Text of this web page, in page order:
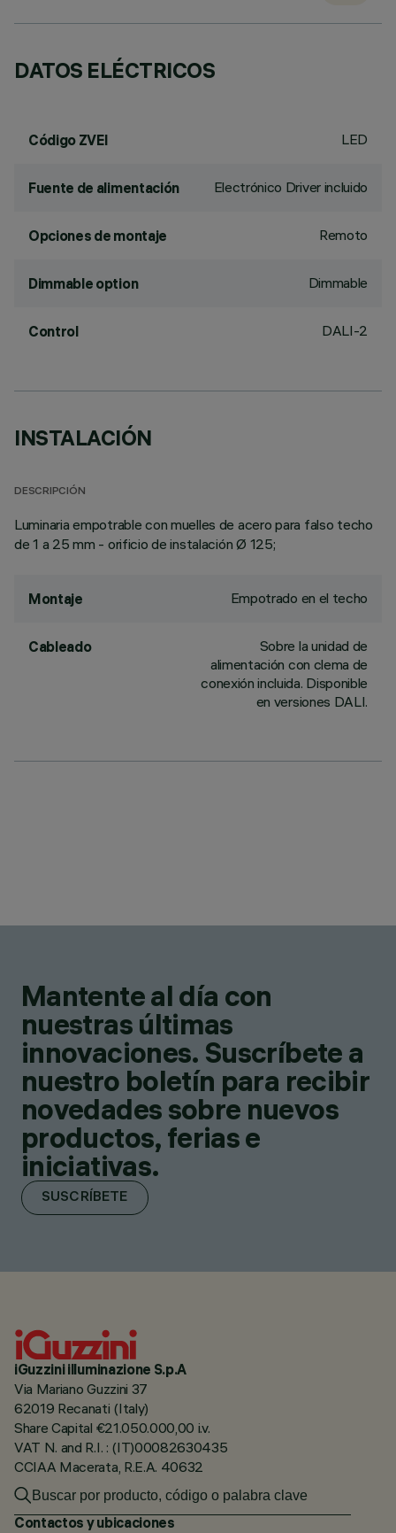
DATOS ELÉCTRICOS
Código ZVEI LED
Fuente de alimentación Electrónico Driver incluido
Opciones de montaje Remoto
Dimmable option Dimmable
Control DALI-2
INSTALACIÓN
DESCRIPCIÓN
Luminaria empotrable con muelles de acero para falso techo
de 1 a 25 mm - orificio de instalación Ø 125;
Montaje Empotrado en el techo
Cableado
Sobre la unidad de
alimentación con clema de
conexión incluida. Disponible
en versiones DALI.
Mantente al día con
nuestras últimas
innovaciones. Suscríbete a
nuestro boletín para recibir
novedades sobre nuevos
productos, ferias e
iniciativas.
SUSCRÍBETE
iGuzzini illuminazione S.p.A
Via Mariano Guzzini 37
62019 Recanati (Italy)
Share Capital €21.050.000,00 i.v.
VAT N. and R.I. : (IT)00082630435
CCIAA Macerata, R.E.A. 40632
Contactos y ubicaciones